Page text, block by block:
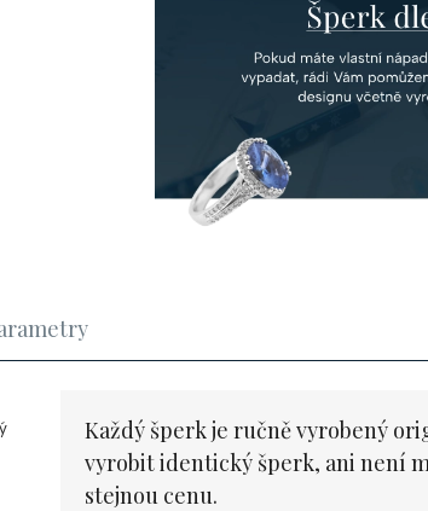
Každý šperk je ručně vyrobený
vyrobit identický šperk, ani není
stejnou cenu.